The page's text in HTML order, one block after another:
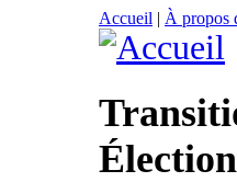
Accueil | À propos